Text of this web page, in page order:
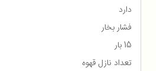
دارد
فشار بخار
15 بار
تعداد نازل قهوه